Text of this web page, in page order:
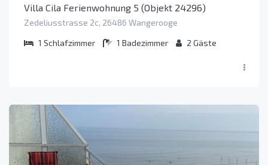
Villa Cila Ferienwohnung 5 (Objekt 24296)
Zedeliusstrasse 2c, 26486 Wangerooge
1 Schlafzimmer 1 Badezimmer 2 Gäste